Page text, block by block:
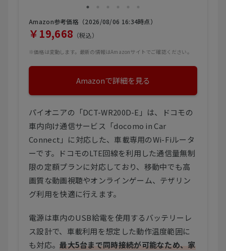
Amazon参考価格（2026/08/06 16:34時点）
￥19,668 （税込）
※価格は変動します。最新の情報はAmazonサイトでご確認ください。
Amazonで詳細を見る
パイオニアの「DCT-WR200D-E」は、ドコモの
車内向け通信サービス「docomo in Car
Connect」に対応した、車載専用のWi-Fiルータ
ーです。ドコモのLTE回線を利用した通信量無制
限の定額プランに対応しており、移動中でも高
画質な動画視聴やオンラインゲーム、テザリン
グ利用を快適に行えます。
電源は車内のUSB給電を使用するバッテリーレ
ス設計で、車載利用を想定した動作温度範囲に
も対応。最大5台まで同時接続が可能なため、家